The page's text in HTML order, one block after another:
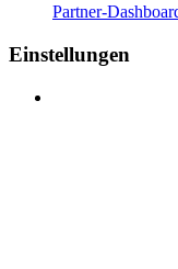
Partner-
Einstellungen